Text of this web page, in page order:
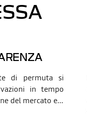
di permuta si
in tempo
del mercato e...